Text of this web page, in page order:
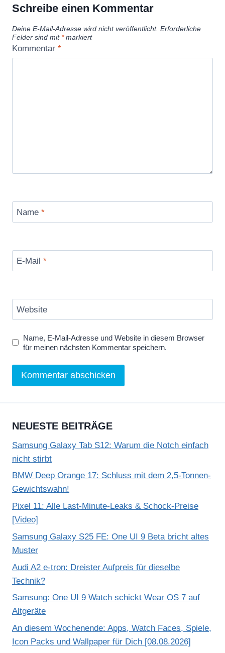
J
s
n
,
y
t
r
a
,
5
e
t
M
g
n
x
Schreibe einen Kommentar
Deine E-Mail-Adresse wird nicht veröffentlicht. Erforderliche
Felder sind mit *markiert
Kommentar *
Name *
E-Mail *
Website
Name, E-Mail-Adresse und Website in diesem Browser
für meinen nächsten Kommentar speichern.
NEUESTE BEITRÄGE
Samsung Galaxy Tab S12: Warum die Notch einfach
nicht stirbt
BMW Deep Orange 17: Schluss mit dem 2,5-Tonnen-
Gewichtswahn!
Pixel 11: Alle Last-Minute-Leaks & Schock-Preise
[Video]
Samsung Galaxy S25 FE: One UI 9 Beta bricht altes
Muster
Audi A2 e-tron: Dreister Aufpreis für dieselbe
Technik?
Samsung: One UI 9 Watch schickt Wear OS 7 auf
Altgeräte
An diesem Wochenende: Apps, Watch Faces, Spiele,
Icon Packs und Wallpaper für Dich [08.08.2026]